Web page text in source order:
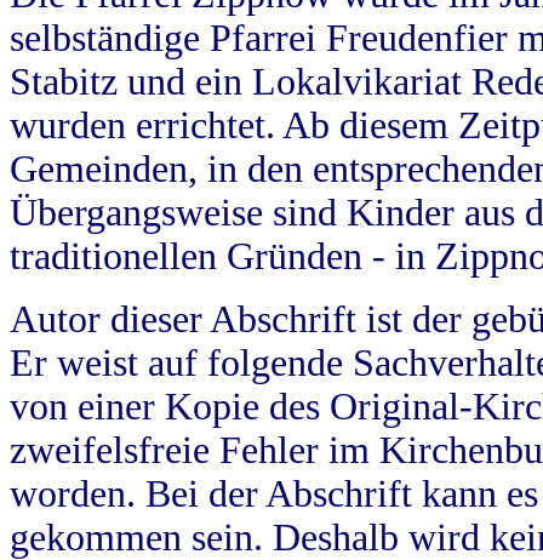
selbständige Pfarrei Freudenfier
Stabitz und ein Lokalvikariat
wurden errichtet. Ab diesem
Gemeinden, in den
Übergangsweise sind Kinder aus
traditionellen Gründen - in
Autor dieser Abschrift ist der
Er weist auf folgende
von einer Kopie des Original-
zweifelsfreie Fehler im
worden. Bei der Abschrift kann
gekommen sein. Deshalb wird